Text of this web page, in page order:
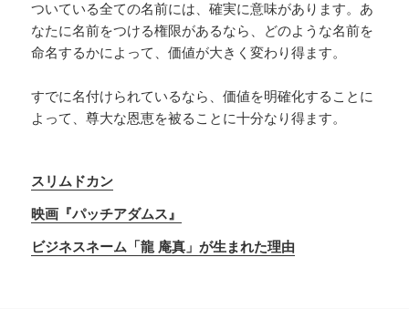
ついている全ての名前には、確実に意味があります。あ
なたに名前をつける権限があるなら、どのような名前を
命名するかによって、価値が大きく変わり得ます。
すでに名付けられているなら、価値を明確化することに
よって、尊大な恩恵を被ることに十分なり得ます。
スリムドカン
映画『パッチアダムス』
ビジネスネーム「龍 庵真」が生まれた理由